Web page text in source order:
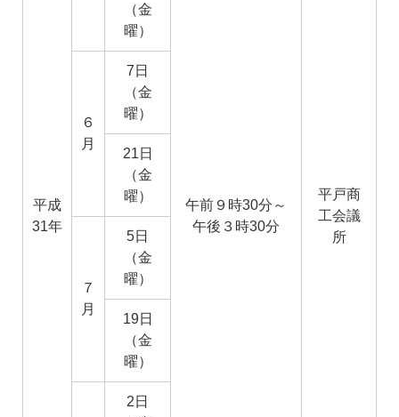
平成
31年
午前９時30分～
午後３時30分
平戸商
工会議
所
（金
曜）
６
月
7日
（金
曜）
21日
（金
曜）
７
月
5日
（金
曜）
19日
（金
曜）
2日